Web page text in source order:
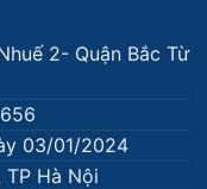
2- Quận Bắc Từ
03/01/2024
TP Hà Nội